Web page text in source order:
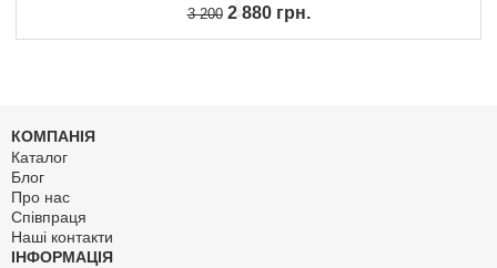
3 2002 880 грн.
КОМПАНІЯ
Каталог
Блог
Про нас
Співпраця
Наші контакти
ІНФОРМАЦІЯ